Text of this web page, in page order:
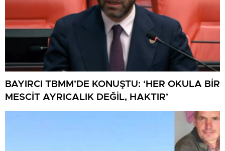
BAYIRCI TBMM’DE KONUŞTU: ‘HER OKULA BİR
MESCİT AYRICALIK DEĞİL, HAKTIR’